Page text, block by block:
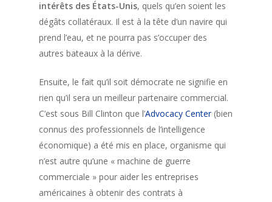
intérêts des États-Unis, quels qu’en soient les
dégâts collatéraux. Il est à la tête d’un navire qui
prend l’eau, et ne pourra pas s’occuper des
autres bateaux à la dérive.
Ensuite, le fait qu’il soit démocrate ne signifie en
rien qu’il sera un meilleur partenaire commercial.
C’est sous Bill Clinton que l’Advocacy Center(bien
connus des professionnels de l’intelligence
économique) a été mis en place, organisme qui
n’est autre qu’une « machine de guerre
commerciale » pour aider les entreprises
américaines à obtenir des contrats à